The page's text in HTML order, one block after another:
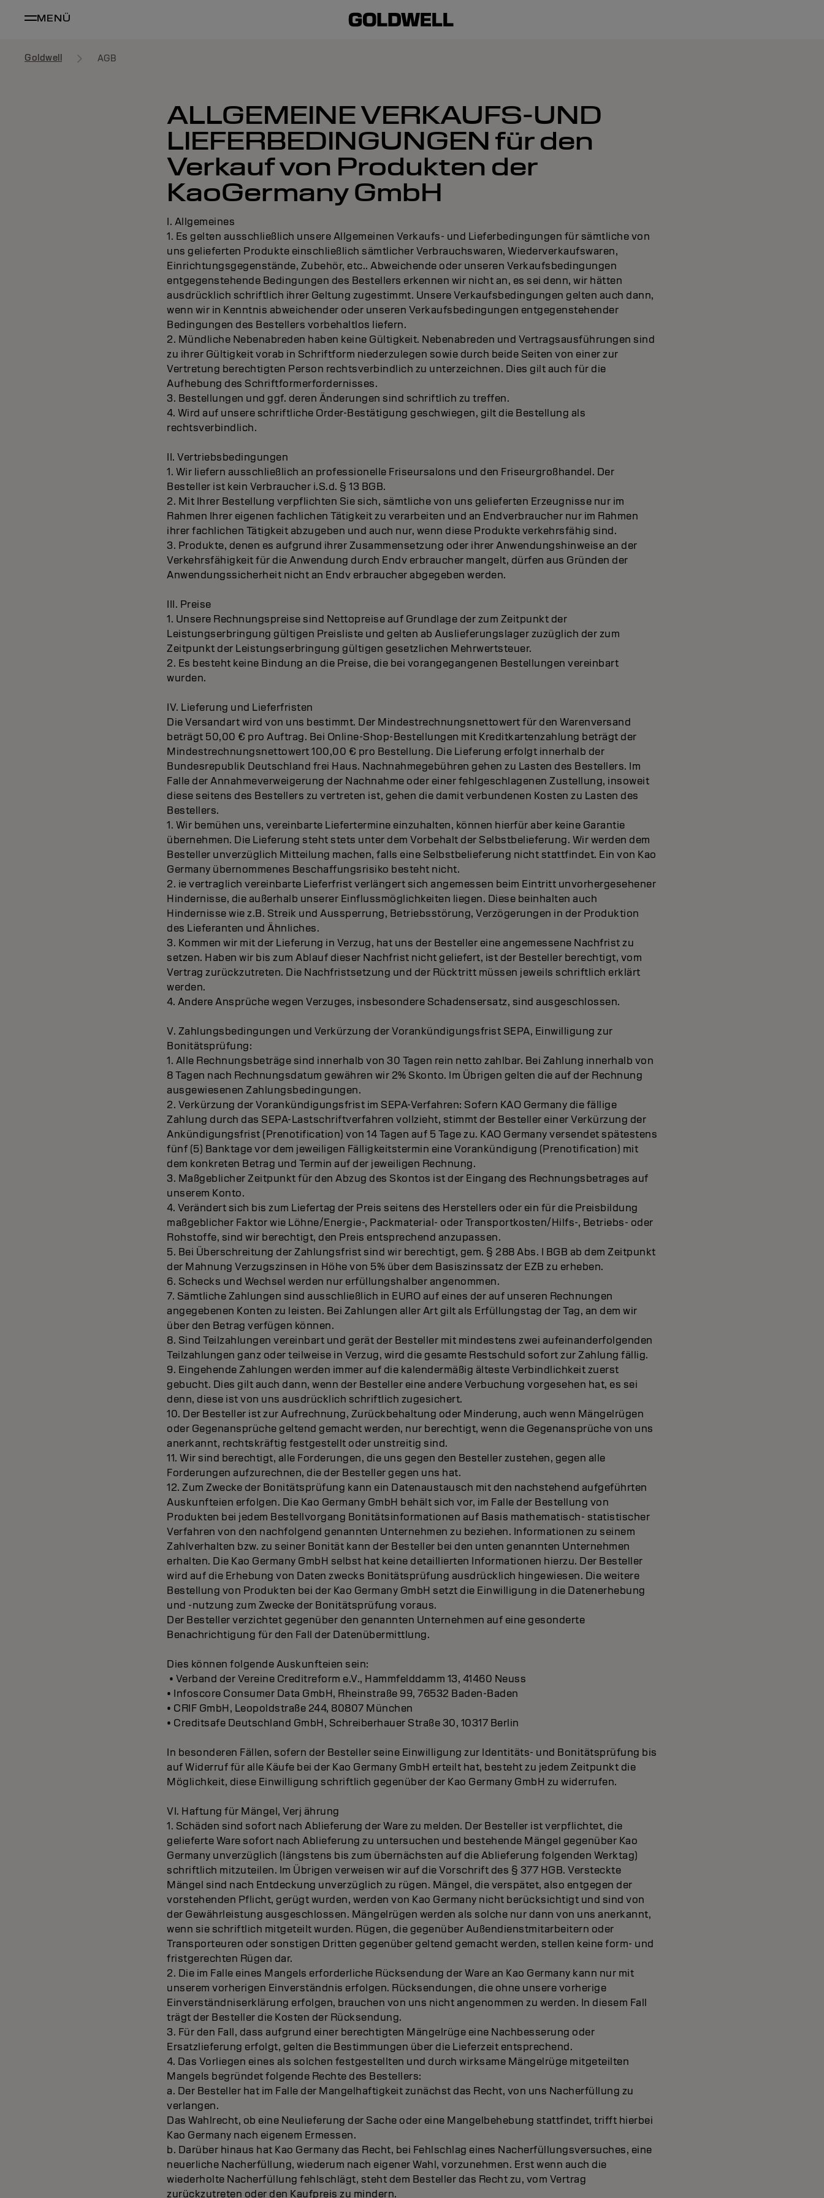
MENÜ
Goldwell AGB
ALLGEMEINE VERKAUFS-UND
LIEFERBEDINGUNGEN für den
Verkauf von Produkten der
KaoGermany GmbH
I. Allgemeines
1. Es gelten ausschließlich unsere Allgemeinen Verkaufs- und Lieferbedingungen für sämtliche von
uns gelieferten Produkte einschließlich sämtlicher Verbrauchswaren, Wiederverkaufswaren,
Einrichtungsgegenstände, Zubehör, etc.. Abweichende oder unseren Verkaufsbedingungen
entgegenstehende Bedingungen des Bestellers erkennen wir nicht an, es sei denn, wir hätten
ausdrücklich schriftlich ihrer Geltung zugestimmt. Unsere Verkaufsbedingungen gelten auch dann,
wenn wir in Kenntnis abweichender oder unseren Verkaufsbedingungen entgegenstehender
Bedingungen des Bestellers vorbehaltlos liefern.
2. Mündliche Nebenabreden haben keine Gültigkeit. Nebenabreden und Vertragsausführungen sind
zu ihrer Gültigkeit vorab in Schriftform niederzulegen sowie durch beide Seiten von einer zur
Vertretung berechtigten Person rechtsverbindlich zu unterzeichnen. Dies gilt auch für die
Aufhebung des Schriftformerfordernisses.
3. Bestellungen und ggf. deren Änderungen sind schriftlich zu treffen.
4. Wird auf unsere schriftliche Order-Bestätigung geschwiegen, gilt die Bestellung als
rechtsverbindlich.
II. Vertriebsbedingungen
1. Wir liefern ausschließlich an professionelle Friseursalons und den Friseurgroßhandel. Der
Besteller ist kein Verbraucher i.S.d. § 13 BGB.
2. Mit Ihrer Bestellung verpflichten Sie sich, sämtliche von uns gelieferten Erzeugnisse nur im
Rahmen Ihrer eigenen fachlichen Tätigkeit zu verarbeiten und an Endverbraucher nur im Rahmen
ihrer fachlichen Tätigkeit abzugeben und auch nur, wenn diese Produkte verkehrsfähig sind.
3. Produkte, denen es aufgrund ihrer Zusammensetzung oder ihrer Anwendungshinweise an der
Verkehrsfähigkeit für die Anwendung durch Endv erbraucher mangelt, dürfen aus Gründen der
Anwendungssicherheit nicht an Endv erbraucher abgegeben werden.
III. Preise
1. Unsere Rechnungspreise sind Nettopreise auf Grundlage der zum Zeitpunkt der
Leistungserbringung gültigen Preisliste und gelten ab Auslieferungslager zuzüglich der zum
Zeitpunkt der Leistungserbringung gültigen gesetzlichen Mehrwertsteuer.
2. Es besteht keine Bindung an die Preise, die bei vorangegangenen Bestellungen vereinbart
wurden.
IV. Lieferung und Lieferfristen
Die Versandart wird von uns bestimmt. Der Mindestrechnungsnettowert für den Warenversand
beträgt 50,00 € pro Auftrag. Bei Online-Shop-Bestellungen mit Kreditkartenzahlung beträgt der
Mindestrechnungsnettowert 100,00 € pro Bestellung. Die Lieferung erfolgt innerhalb der
Bundesrepublik Deutschland frei Haus. Nachnahmegebühren gehen zu Lasten des Bestellers. Im
Falle der Annahmeverweigerung der Nachnahme oder einer fehlgeschlagenen Zustellung, insoweit
diese seitens des Bestellers zu vertreten ist, gehen die damit verbundenen Kosten zu Lasten des
Bestellers.
1. Wir bemühen uns, vereinbarte Liefertermine einzuhalten, können hierfür aber keine Garantie
übernehmen. Die Lieferung steht stets unter dem Vorbehalt der Selbstbelieferung. Wir werden dem
Besteller unverzüglich Mitteilung machen, falls eine Selbstbelieferung nicht stattfindet. Ein von Kao
Germany übernommenes Beschaffungsrisiko besteht nicht.
2. ie vertraglich vereinbarte Lieferfrist verlängert sich angemessen beim Eintritt unvorhergesehener
Hindernisse, die außerhalb unserer Einflussmöglichkeiten liegen. Diese beinhalten auch
Hindernisse wie z.B. Streik und Aussperrung, Betriebsstörung, Verzögerungen in der Produktion
des Lieferanten und Ähnliches.
3. Kommen wir mit der Lieferung in Verzug, hat uns der Besteller eine angemessene Nachfrist zu
setzen. Haben wir bis zum Ablauf dieser Nachfrist nicht geliefert, ist der Besteller berechtigt, vom
Vertrag zurückzutreten. Die Nachfristsetzung und der Rücktritt müssen jeweils schriftlich erklärt
werden.
4. Andere Ansprüche wegen Verzuges, insbesondere Schadensersatz, sind ausgeschlossen.
V. Zahlungsbedingungen und Verkürzung der Vorankündigungsfrist SEPA, Einwilligung zur
Bonitätsprüfung:
1. Alle Rechnungsbeträge sind innerhalb von 30 Tagen rein netto zahlbar. Bei Zahlung innerhalb von
8 Tagen nach Rechnungsdatum gewähren wir 2% Skonto. Im Übrigen gelten die auf der Rechnung
ausgewiesenen Zahlungsbedingungen.
2. Verkürzung der Vorankündigungsfrist im SEPA-Verfahren: Sofern KAO Germany die fällige
Zahlung durch das SEPA-Lastschriftverfahren vollzieht, stimmt der Besteller einer Verkürzung der
Ankündigungsfrist (Prenotification) von 14 Tagen auf 5 Tage zu. KAO Germany versendet spätestens
fünf (5) Banktage vor dem jeweiligen Fälligkeitstermin eine Vorankündigung (Prenotification) mit
dem konkreten Betrag und Termin auf der jeweiligen Rechnung.
3. Maßgeblicher Zeitpunkt für den Abzug des Skontos ist der Eingang des Rechnungsbetrages auf
unserem Konto.
4. Verändert sich bis zum Liefertag der Preis seitens des Herstellers oder ein für die Preisbildung
maßgeblicher Faktor wie Löhne/Energie-, Packmaterial- oder Transportkosten/Hilfs-, Betriebs- oder
Rohstoffe, sind wir berechtigt, den Preis entsprechend anzupassen.
5. Bei Überschreitung der Zahlungsfrist sind wir berechtigt, gem. § 288 Abs. I BGB ab dem Zeitpunkt
der Mahnung Verzugszinsen in Höhe von 5% über dem Basiszinssatz der EZB zu erheben.
6. Schecks und Wechsel werden nur erfüllungshalber angenommen.
7. Sämtliche Zahlungen sind ausschließlich in EURO auf eines der auf unseren Rechnungen
angegebenen Konten zu leisten. Bei Zahlungen aller Art gilt als Erfüllungstag der Tag, an dem wir
über den Betrag verfügen können.
8. Sind Teilzahlungen vereinbart und gerät der Besteller mit mindestens zwei aufeinanderfolgenden
Teilzahlungen ganz oder teilweise in Verzug, wird die gesamte Restschuld sofort zur Zahlung fällig.
9. Eingehende Zahlungen werden immer auf die kalendermäßig älteste Verbindlichkeit zuerst
gebucht. Dies gilt auch dann, wenn der Besteller eine andere Verbuchung vorgesehen hat, es sei
denn, diese ist von uns ausdrücklich schriftlich zugesichert.
10. Der Besteller ist zur Aufrechnung, Zurückbehaltung oder Minderung, auch wenn Mängelrügen
oder Gegenansprüche geltend gemacht werden, nur berechtigt, wenn die Gegenansprüche von uns
anerkannt, rechtskräftig festgestellt oder unstreitig sind.
11. Wir sind berechtigt, alle Forderungen, die uns gegen den Besteller zustehen, gegen alle
Forderungen aufzurechnen, die der Besteller gegen uns hat.
12. Zum Zwecke der Bonitätsprüfung kann ein Datenaustausch mit den nachstehend aufgeführten
Auskunfteien erfolgen. Die Kao Germany GmbH behält sich vor, im Falle der Bestellung von
Produkten bei jedem Bestellvorgang Bonitätsinformationen auf Basis mathematisch- statistischer
Verfahren von den nachfolgend genannten Unternehmen zu beziehen. Informationen zu seinem
Zahlverhalten bzw. zu seiner Bonität kann der Besteller bei den unten genannten Unternehmen
erhalten. Die Kao Germany GmbH selbst hat keine detaillierten Informationen hierzu. Der Besteller
wird auf die Erhebung von Daten zwecks Bonitätsprüfung ausdrücklich hingewiesen. Die weitere
Bestellung von Produkten bei der Kao Germany GmbH setzt die Einwilligung in die Datenerhebung
und -nutzung zum Zwecke der Bonitätsprüfung voraus.
Der Besteller verzichtet gegenüber den genannten Unternehmen auf eine gesonderte
Benachrichtigung für den Fall der Datenübermittlung.
Dies können folgende Auskunfteien sein:
• Verband der Vereine Creditreform e.V., Hammfelddamm 13, 41460 Neuss
• Infoscore Consumer Data GmbH, Rheinstraße 99, 76532 Baden-Baden
• CRIF GmbH, Leopoldstraße 244, 80807 München
• Creditsafe Deutschland GmbH, Schreiberhauer Straße 30, 10317 Berlin
In besonderen Fällen, sofern der Besteller seine Einwilligung zur Identitäts- und Bonitätsprüfung bis
auf Widerruf für alle Käufe bei der Kao Germany GmbH erteilt hat, besteht zu jedem Zeitpunkt die
Möglichkeit, diese Einwilligung schriftlich gegenüber der Kao Germany GmbH zu widerrufen.
VI. Haftung für Mängel, Verj ährung
1. Schäden sind sofort nach Ablieferung der Ware zu melden. Der Besteller ist verpflichtet, die
gelieferte Ware sofort nach Ablieferung zu untersuchen und bestehende Mängel gegenüber Kao
Germany unverzüglich (längstens bis zum übernächsten auf die Ablieferung folgenden Werktag)
schriftlich mitzuteilen. Im Übrigen verweisen wir auf die Vorschrift des § 377 HGB. Versteckte
Mängel sind nach Entdeckung unverzüglich zu rügen. Mängel, die verspätet, also entgegen der
vorstehenden Pflicht, gerügt wurden, werden von Kao Germany nicht berücksichtigt und sind von
der Gewährleistung ausgeschlossen. Mängelrügen werden als solche nur dann von uns anerkannt,
wenn sie schriftlich mitgeteilt wurden. Rügen, die gegenüber Außendienstmitarbeitern oder
Transporteuren oder sonstigen Dritten gegenüber geltend gemacht werden, stellen keine form- und
fristgerechten Rügen dar.
2. Die im Falle eines Mangels erforderliche Rücksendung der Ware an Kao Germany kann nur mit
unserem vorherigen Einverständnis erfolgen. Rücksendungen, die ohne unsere vorherige
Einverständniserklärung erfolgen, brauchen von uns nicht angenommen zu werden. In diesem Fall
trägt der Besteller die Kosten der Rücksendung.
3. Für den Fall, dass aufgrund einer berechtigten Mängelrüge eine Nachbesserung oder
Ersatzlieferung erfolgt, gelten die Bestimmungen über die Lieferzeit entsprechend.
4. Das Vorliegen eines als solchen festgestellten und durch wirksame Mängelrüge mitgeteilten
Mangels begründet folgende Rechte des Bestellers:
a. Der Besteller hat im Falle der Mangelhaftigkeit zunächst das Recht, von uns Nacherfüllung zu
verlangen.
Das Wahlrecht, ob eine Neulieferung der Sache oder eine Mangelbehebung stattfindet, trifft hierbei
Kao Germany nach eigenem Ermessen.
b. Darüber hinaus hat Kao Germany das Recht, bei Fehlschlag eines Nacherfüllungsversuches, eine
neuerliche Nacherfüllung, wiederum nach eigener Wahl, vorzunehmen. Erst wenn auch die
wiederholte Nacherfüllung fehlschlägt, steht dem Besteller das Recht zu, vom Vertrag
zurückzutreten oder den Kaufpreis zu mindern.